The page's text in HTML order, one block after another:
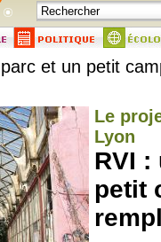
et un petit
Le
Lyon
RVI :
petit